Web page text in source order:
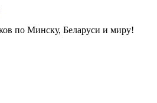
по Минску, Беларуси и миру!